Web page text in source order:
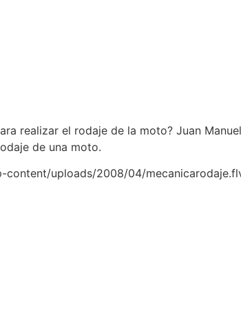
realizar el rodaje de la moto? Juan
de una moto.
content/uploads/2008/04/